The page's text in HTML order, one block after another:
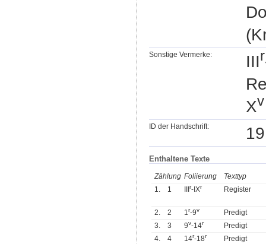
Sonstige Vermerke: IIIr
Xv
ID der Handschrift:
Enthaltene Texte
Zählung Foliierung
Texttyp
1.
1 r-IXr Register
2. 2 1r-9v
Predigt
3.
3 9v-14r
Predigt
4.
4 14r-18r
Predigt